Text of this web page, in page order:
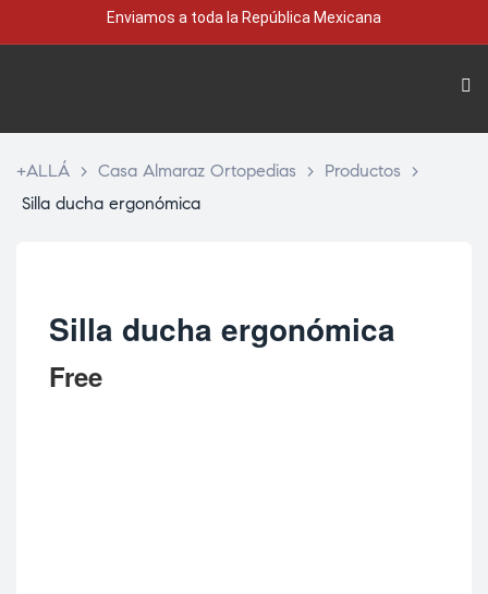
Enviamos a toda la República Mexicana
+ALLÁ > Casa Almaraz Ortopedias > Productos
>
Silla ducha ergonómica
Silla ducha ergonómica
Free